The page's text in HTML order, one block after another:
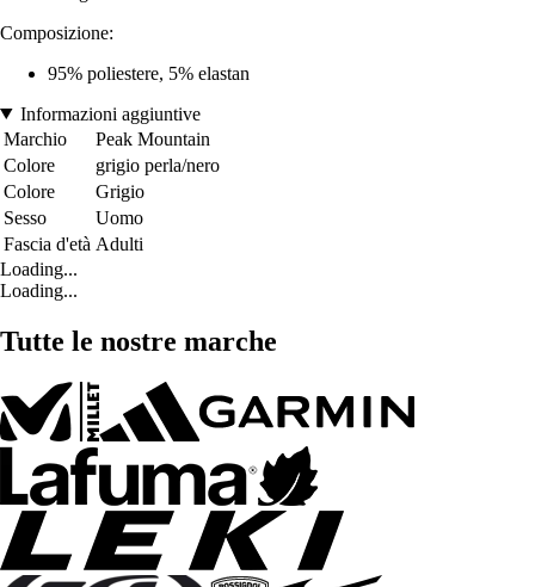
Composizione:
95% poliestere, 5% elastan
Informazioni aggiuntive
Marchio
Peak Mountain
Colore
grigio perla/nero
Colore
Grigio
Sesso
Uomo
Fascia d'età Adulti
Loading...
Loading...
Tutte le nostre marche